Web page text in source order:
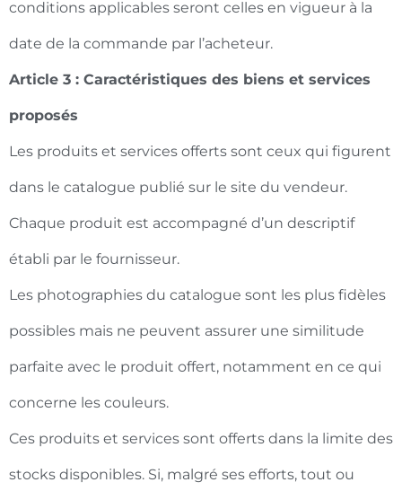
conditions applicables seront celles en vigueur à la
date de la commande par l’acheteur.
Article 3 : Caractéristiques des biens et services
proposés
Les produits et services offerts sont ceux qui figurent
dans le catalogue publié sur le site du vendeur.
Chaque produit est accompagné d’un descriptif
établi par le fournisseur.
Les photographies du catalogue sont les plus fidèles
possibles mais ne peuvent assurer une similitude
parfaite avec le produit offert, notamment en ce qui
concerne les couleurs.
Ces produits et services sont offerts dans la limite des
stocks disponibles. Si, malgré ses efforts, tout ou